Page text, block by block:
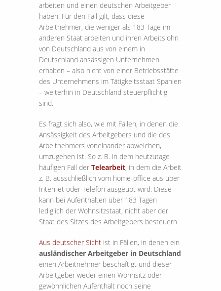
arbeiten und einen deutschen Arbeitgeber
haben. Für den Fall gilt, dass diese
Arbeitnehmer, die weniger als 183 Tage im
anderen Staat arbeiten und ihren Arbeitslohn
von Deutschland aus von einem in
Deutschland ansässigen Unternehmen
erhalten – also nicht von einer Betriebsstätte
des Unternehmens im Tätigkeitsstaat Spanien
– weiterhin in Deutschland steuerpflichtig
sind.
Es fragt sich also, wie mit Fällen, in denen die
Ansässigkeit des Arbeitgebers und die des
Arbeitnehmers voneinander abweichen,
umzugehen ist. So z. B. in dem heutzutage
häufigen Fall der Telearbeit, in dem die Arbeit
z. B. ausschließlich vom home-office aus über
Internet oder Telefon ausgeübt wird. Diese
kann bei Aufenthalten über 183 Tagen
lediglich der Wohnsitzstaat, nicht aber der
Staat des Sitzes des Arbeitgebers besteuern.
Aus deutscher Sicht ist in Fällen, in denen ein
ausländischer Arbeitgeber in Deutschland
einen Arbeitnehmer beschäftigt und dieser
Arbeitgeber weder einen Wohnsitz oder
gewöhnlichen Aufenthalt noch seine